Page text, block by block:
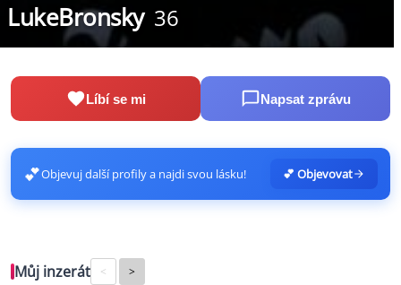
LukeBronsky 36
Líbí se mi Napsat zprávu
💕Objevuj další profily a najdi svou lásku! 💕 Objevovat
Můj inzerát < >